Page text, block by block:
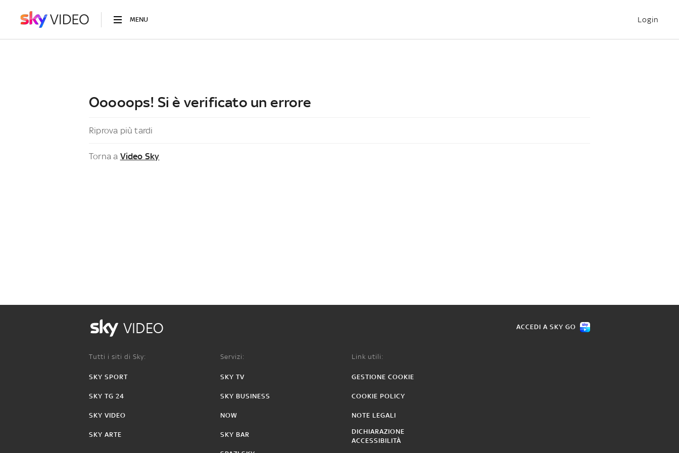
MENU Login
Ooooops! Si è verificato un errore
Riprova più tardi
Torna a Video Sky
VIDEO ACCEDI A SKY GO
Tutti i siti di Sky:
SKY SPORT
SKY TG 24
SKY VIDEO
SKY ARTE
Servizi:
SKY TV
SKY BUSINESS
NOW
SKY BAR
Link utili:
GESTIONE COOKIE
COOKIE POLICY
NOTE LEGALI
DICHIARAZIONE
ACCESSIBILITÀ